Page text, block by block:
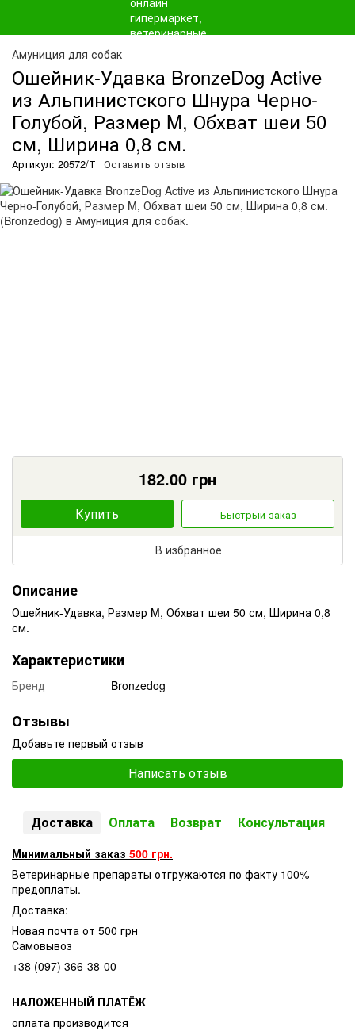
Амуниция для собак
Ошейник-Удавка BronzeDog Active
из Альпинистского Шнура Черно-
Голубой, Размер M, Обхват шеи 50
см, Ширина 0,8 см.
Артикул: 20572/Т Оставить отзыв
182.00 грн
Купить Быстрый заказ
В избранное
Описание
Ошейник-Удавка, Размер M, Обхват шеи 50 см, Ширина 0,8
см.
Характеристики
Бренд Bronzedog
Отзывы
Добавьте первый отзыв
Написать отзыв
Доставка Оплата Возврат Консультация
Минимальный заказ 500 грн.
Ветеринарные препараты отгружаются по факту 100%
предоплаты.
Доставка:
Новая почта от 500 грн
Самовывоз
+38 (097) 366-38-00
НАЛОЖЕННЫЙ ПЛАТЁЖ
оплата производится